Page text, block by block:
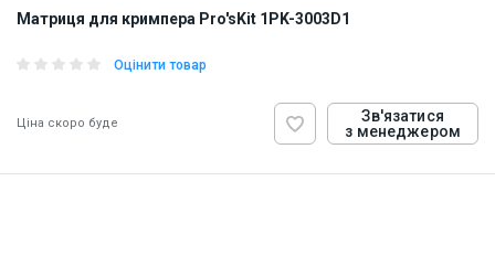
Матриця для кримпера Pro'sKit 1PK-3003D1
Оцінити товар
Ціна скоро буде
Зв'язатися
з менеджером